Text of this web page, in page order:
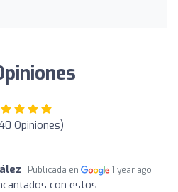
Opiniones)
Publicada en 1 year ago
con estos